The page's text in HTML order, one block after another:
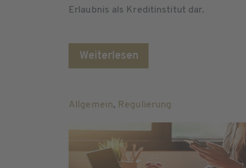
Erlaubnis als Kreditinstitut dar.
Weiterlesen
Allgemein, Regulierung